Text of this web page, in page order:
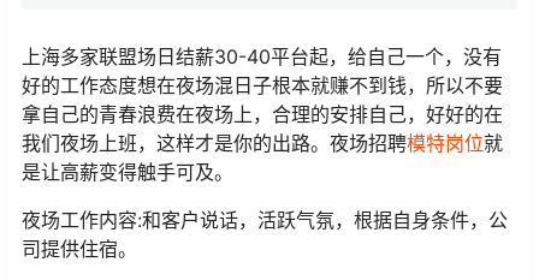
上海多家联盟场日结薪30-40平台起，给自己一个，没有
好的工作态度想在夜场混日子根本就赚不到钱，所以不要
拿自己的青春浪费在夜场上，合理的安排自己，好好的在
我们夜场上班，这样才是你的出路。夜场招聘模特岗位就
是让高薪变得触手可及。
夜场工作内容:和客户说话，活跃气氛，根据自身条件，公
司提供住宿。